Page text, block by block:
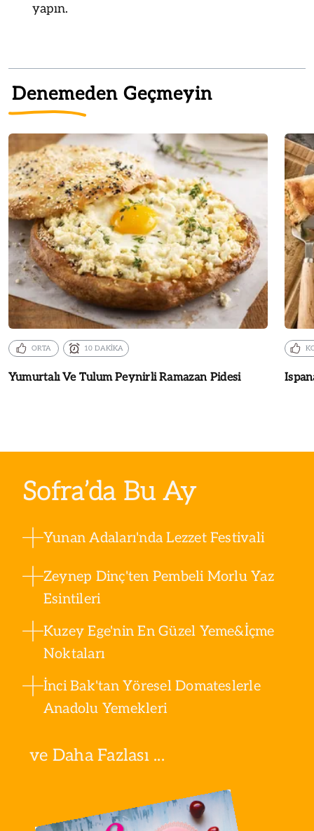
yapın.
Denemeden Geçmeyin
ORTA 10 DAKİKA
Yumurtalı Ve Tulum Peynirli Ramazan Pidesi
Sofra’da Bu Ay
Yunan Adaları'nda Lezzet Festivali
Zeynep Dinç'ten Pembeli Morlu Yaz
Esintileri
Kuzey Ege'nin En Güzel Yeme&İçme
Noktaları
İnci Bak'tan Yöresel Domateslerle
Anadolu Yemekleri
ve Daha Fazlası ...